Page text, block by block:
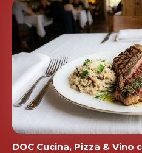
DOC Cucina, Pizza & Vino